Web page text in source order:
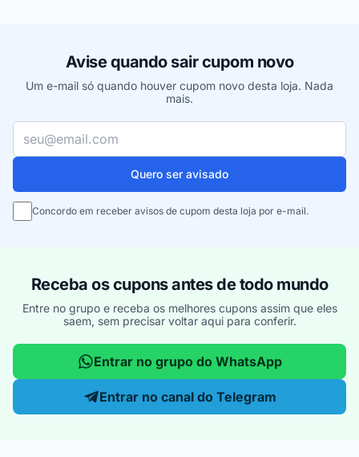
Avise quando sair cupom novo
Um e-mail só quando houver cupom novo desta loja. Nada
mais.
Quero ser avisado
Concordo em receber avisos de cupom desta loja por e-mail.
Receba os cupons antes de todo mundo
Entre no grupo e receba os melhores cupons assim que eles
saem, sem precisar voltar aqui para conferir.
Entrar no grupo do WhatsApp
Entrar no canal do Telegram